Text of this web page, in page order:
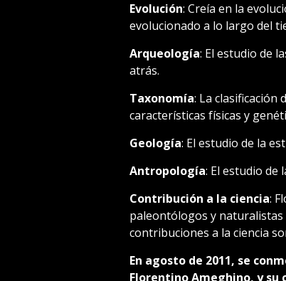
Evolución: Creía en la
evolucionado a lo largo del
Arqueología: El estudio de
atrás.
Taxonomía: La clasificación
características físicas y
Geología: El estudio de la
Antropología: El estudio de
Contribución a la ciencia:
paleontólogos y naturalistas
contribuciones a la ciencia
En agosto de 2011, se
Florentino Ameghino, y su